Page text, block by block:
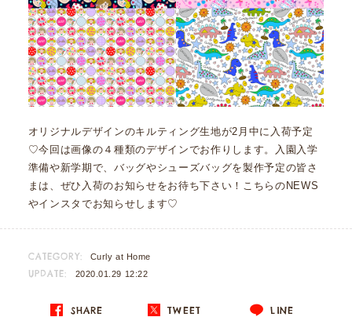
オリジナルデザインのキルティング生地が2月中に入荷予定
♡今回は画像の４種類のデザインでお作りします。入園入学
準備や新学期で、バッグやシューズバッグを製作予定の皆さ
まは、ぜひ入荷のお知らせをお待ち下さい！こちらのNEWS
やインスタでお知らせします♡
CATEGORY: Curly at Home
UPDATE: 2020.01.29 12:22
SHARE TWEET LINE